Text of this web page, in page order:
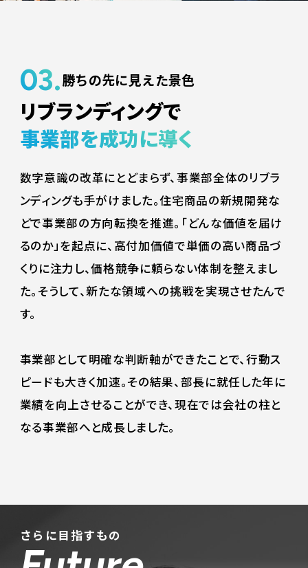
03.勝ちの先に見えた景色
リブランディングで
事業部を成功に導く
数字意識の改革にとどまらず、事業部全体のリブラ
ンディングも手がけました。住宅商品の新規開発な
どで事業部の方向転換を推進。「どんな価値を届け
るのか」を起点に、高付加価値で単価の高い商品づ
くりに注力し、価格競争に頼らない体制を整えまし
た。そうして、新たな領域への挑戦を実現させたんで
す。
事業部として明確な判断軸ができたことで、行動ス
ピードも大きく加速。その結果、部長に就任した年に
業績を向上させることができ、現在では会社の柱と
なる事業部へと成長しました。
さらに目指すもの